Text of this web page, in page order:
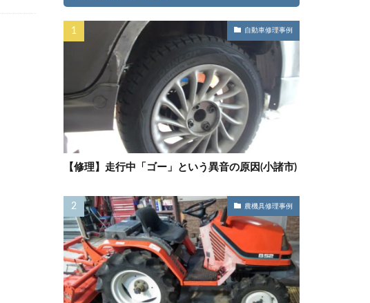
自動車修理事例
【修理】走行中「ゴー」という異音の原因(小諸市)
農機具修理事例